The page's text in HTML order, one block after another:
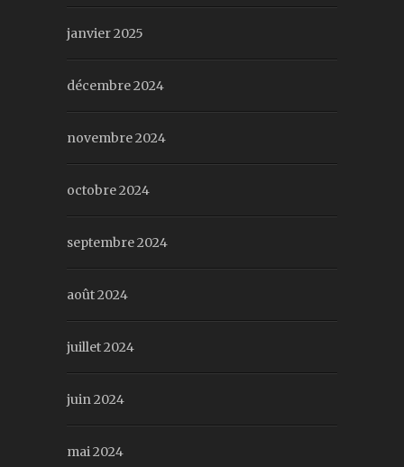
janvier 2025
décembre 2024
novembre 2024
octobre 2024
septembre 2024
août 2024
juillet 2024
juin 2024
mai 2024